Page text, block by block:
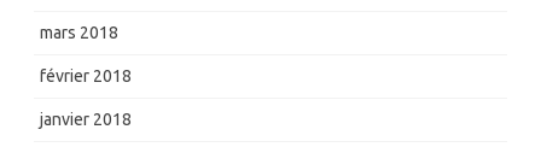
mars 2018
février 2018
janvier 2018